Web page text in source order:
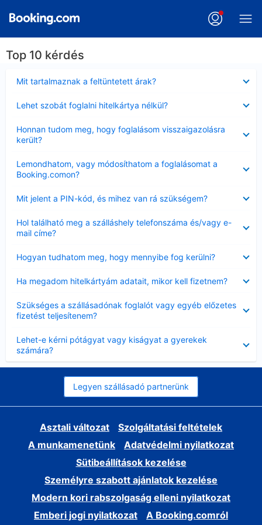
Top 10 kérdés
Mit tartalmaznak a feltüntetett árak?
Lehet szobát foglalni hitelkártya nélkül?
Honnan tudom meg, hogy foglalásom visszaigazolásra
került?
Lemondhatom, vagy módosíthatom a foglalásomat a
Booking.comon?
Mit jelent a PIN-kód, és mihez van rá szükségem?
Hol található meg a szálláshely telefonszáma és/vagy e-
mail címe?
Hogyan tudhatom meg, hogy mennyibe fog kerülni?
Ha megadom hitelkártyám adatait, mikor kell fizetnem?
Szükséges a szállásadónak foglalót vagy egyéb előzetes
fizetést teljesítenem?
Lehet-e kérni pótágyat vagy kiságyat a gyerekek
számára?
Legyen szállásadó partnerünk
Asztali változat
Szolgáltatási feltételek
A munkamenetünk
Adatvédelmi nyilatkozat
Sütibeállítások kezelése
Személyre szabott ajánlatok kezelése
Modern kori rabszolgaság elleni nyilatkozat
Emberi jogi nyilatkozat
A Booking.comról